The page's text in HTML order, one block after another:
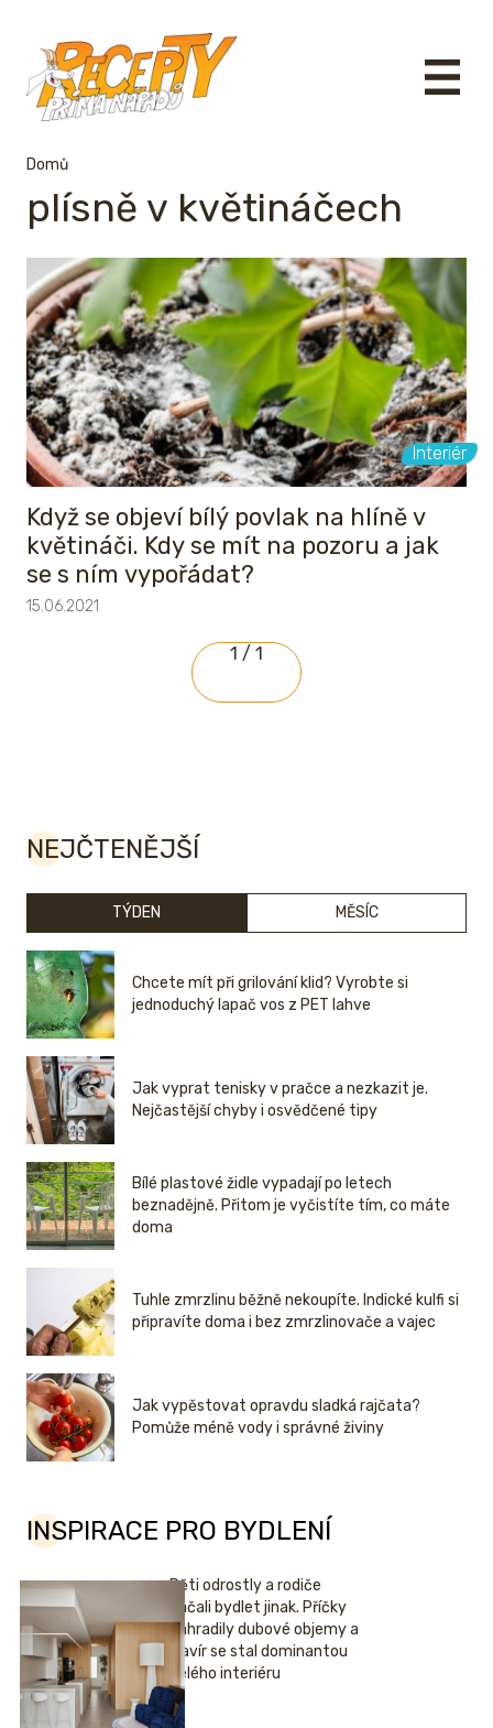
Domů
plísně v květináčech
Interiér
Když se objeví bílý povlak na hlíně v
květináči. Kdy se mít na pozoru a jak
se s ním vypořádat?
15.06.2021
1 / 1
NEJČTENĚJŠÍ
TÝDEN MĚSÍC
Chcete mít při grilování klid? Vyrobte si
jednoduchý lapač vos z PET lahve
Jak vyprat tenisky v pračce a nezkazit je.
Nejčastější chyby i osvědčené tipy
Bílé plastové židle vypadají po letech
beznadějně. Přitom je vyčistíte tím, co máte
doma
Tuhle zmrzlinu běžně nekoupíte. Indické kulfi si
připravíte doma i bez zmrzlinovače a vajec
Jak vypěstovat opravdu sladká rajčata?
Pomůže méně vody i správné živiny
INSPIRACE PRO BYDLENÍ
Děti odrostly a rodiče
začali bydlet jinak. Příčky
nahradily dubové objemy a
klavír se stal dominantou
celého interiéru